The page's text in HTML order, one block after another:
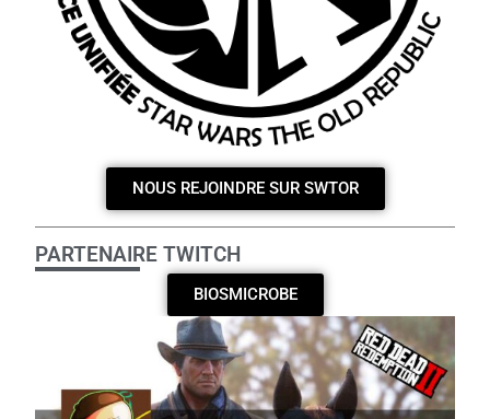
NOUS REJOINDRE SUR SWTOR
PARTENAIRE TWITCH
BIOSMICROBE